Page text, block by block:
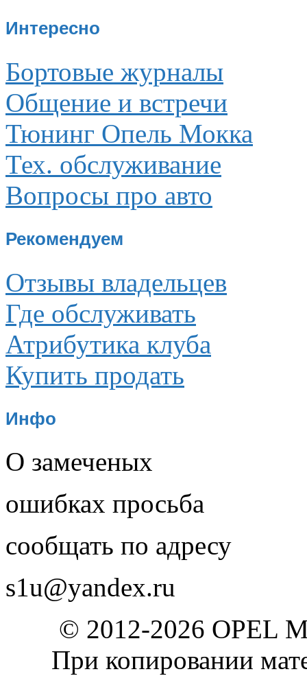
Интересно
Бортовые журналы
Общение и встречи
Тюнинг Опель Мокка
Тех. обслуживание
Вопросы про авто
Рекомендуем
Отзывы владельцев
Где обслуживать
Атрибутика клуба
Купить продать
Инфо
О замеченых
ошибках просьба
сообщать по адресу
s1u@yandex.ru
© 2012-2026 OPEL
При копировании